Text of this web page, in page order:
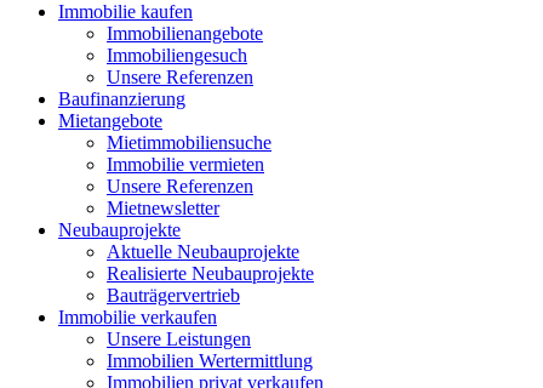
Immobilie kaufen
Immobilienangebote
Immobiliengesuch
Unsere Referenzen
Baufinanzierung
Mietangebote
Mietimmobiliensuche
Immobilie vermieten
Unsere Referenzen
Mietnewsletter
Neubauprojekte
Aktuelle Neubauprojekte
Realisierte Neubauprojekte
Bauträgervertrieb
Immobilie verkaufen
Unsere Leistungen
Immobilien Wertermittlung
Immobilien privat verkaufen